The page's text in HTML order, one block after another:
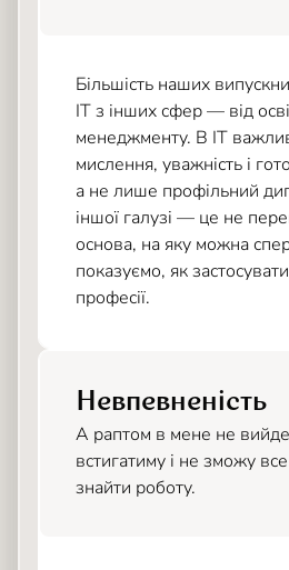
Більшість наших
IT з інших сфер — від
менеджменту. В IT
мислення, уважність і
а не лише профільний
іншої галузі — це не
основа, на яку можна
показуємо, як
професії.
Невпевненість
А раптом в мене не
встигатиму і не зможу
знайти роботу.